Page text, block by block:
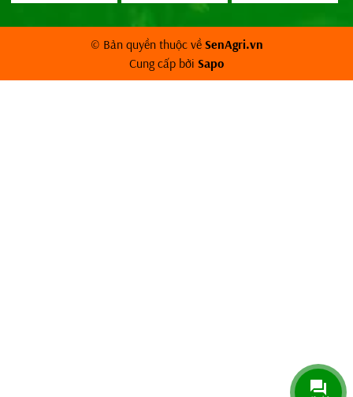
© Bản quyền thuộc về SenAgri.vn
Cung cấp bởi Sapo